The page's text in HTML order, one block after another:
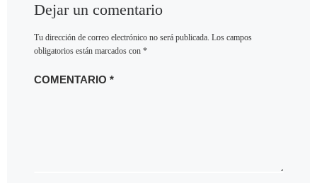
Dejar un comentario
Tu dirección de correo electrónico no será publicada. Los campos
obligatorios están marcados con *
COMENTARIO *